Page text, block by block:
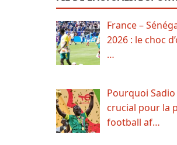
France –
2026 : le choc
…
Pourquoi
crucial pour la
football af…